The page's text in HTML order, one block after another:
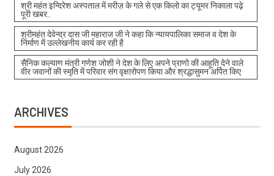
श्री महंत इन्दिरेश अस्पताल में मरीज़ के गले से एक किलो का ट्यूमर निकाला पढ़े
पूरी खबर..
श्रीमहंत देवेन्द्र दास जी महाराज जी ने कहा कि न्यायपालिका समाज व देश के
निर्माण में उल्लेखनीय कार्य कर रही है
सैनिक कल्याण मंत्री गणेश जोशी ने देश के लिए अपने प्राणो की आहूति देने वाले
वीर जवानों की स्मृति में परिवार संग वृक्षारोपण किया और श्रद्धासुमन अर्पित किए
ARCHIVES
August 2026
July 2026